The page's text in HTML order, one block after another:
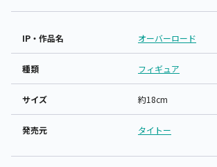
IP・作品名 オーバーロード
種類 フィギュア
サイズ 約18cm
発売元 タイトー